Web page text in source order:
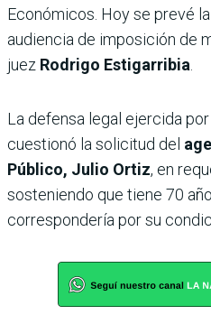
Económicos. Hoy se prevé
audiencia de imposición de
juez Rodrigo Estigarribia.
La defensa legal ejercida
cuestionó la solicitud del
Público, Julio Ortiz, en
sosteniendo que tiene 70
correspondería por su